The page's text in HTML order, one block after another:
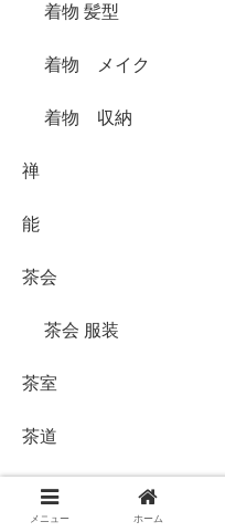
着物 髪型
着物 メイク
着物 収納
禅
能
茶会
茶会 服装
茶室
茶道
千家十職 覚え方
メニュー ホーム